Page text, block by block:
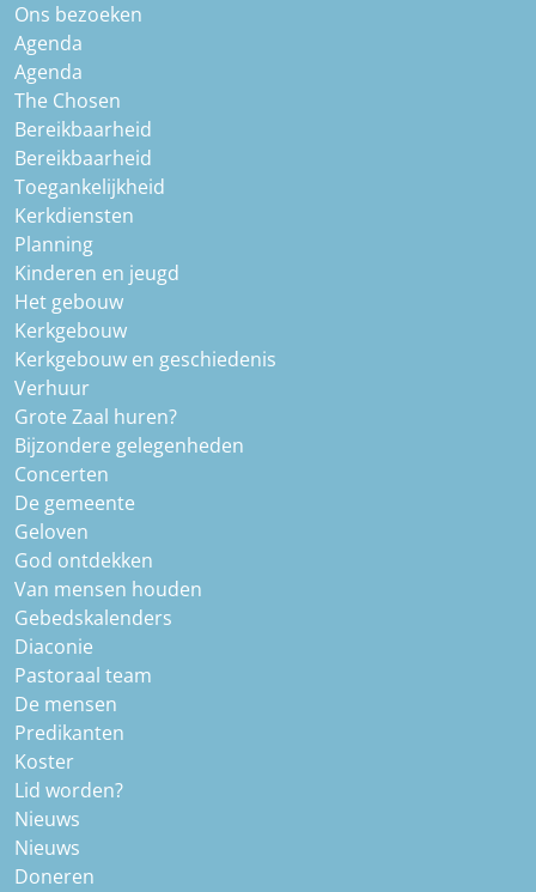
Ons bezoeken
Agenda
Agenda
The Chosen
Bereikbaarheid
Bereikbaarheid
Toegankelijkheid
Kerkdiensten
Planning
Kinderen en jeugd
Het gebouw
Kerkgebouw
Kerkgebouw en geschiedenis
Verhuur
Grote Zaal huren?
Bijzondere gelegenheden
Concerten
De gemeente
Geloven
God ontdekken
Van mensen houden
Gebedskalenders
Diaconie
Pastoraal team
De mensen
Predikanten
Koster
Lid worden?
Nieuws
Nieuws
Doneren